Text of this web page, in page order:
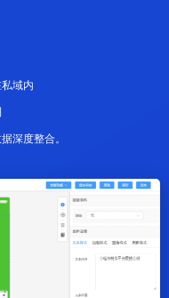
域内
深度整合。